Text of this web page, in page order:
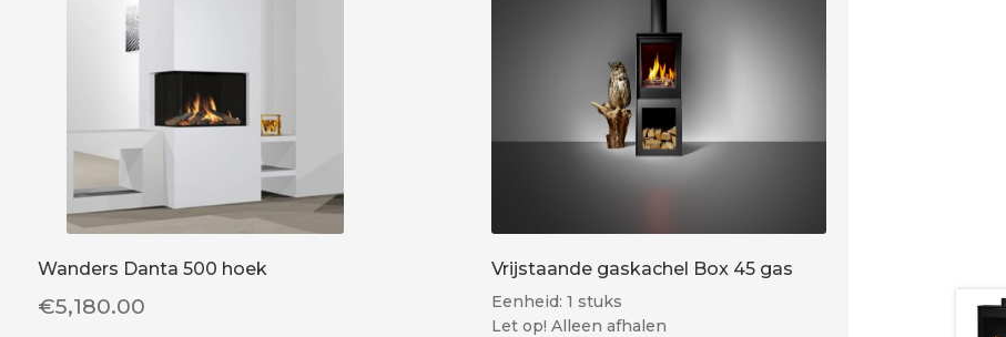
Wanders Danta 500 hoek
€5,180.00
Vrijstaande gaskachel Box 45 gas
Eenheid: 1 stuks
Let op! Alleen afhalen